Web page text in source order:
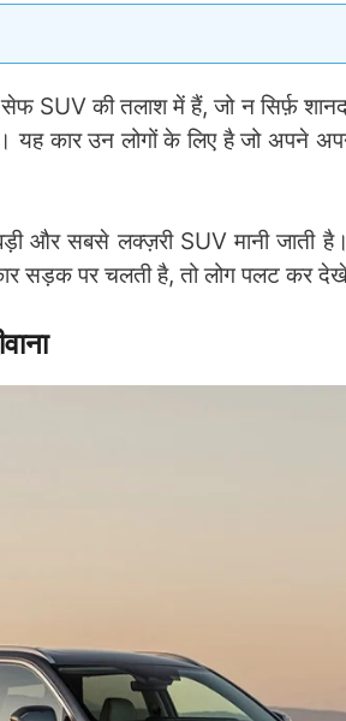
SUV की तलाश में हैं, जो न सिर्फ़
कार उन लोगों के लिए है जो अपने
सबसे लक्ज़री SUV मानी जाती है।
सड़क पर चलती है, तो लोग पलट कर देखे